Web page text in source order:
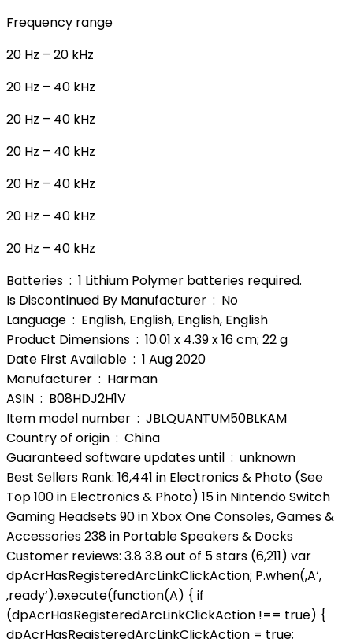
Frequency range
20 Hz – 20 kHz
20 Hz – 40 kHz
20 Hz – 40 kHz
20 Hz – 40 kHz
20 Hz – 40 kHz
20 Hz – 40 kHz
20 Hz – 40 kHz
Batteries ‏ : ‎ 1 Lithium Polymer batteries required.
Is Discontinued By Manufacturer ‏ : ‎ No
Language ‏ : ‎ English, English, English, English
Product Dimensions ‏ : ‎ 10.01 x 4.39 x 16 cm; 22 g
Date First Available ‏ : ‎ 1 Aug 2020
Manufacturer ‏ : ‎ Harman
ASIN ‏ : ‎ B08HDJ2H1V
Item model number ‏ : ‎ JBLQUANTUM50BLKAM
Country of origin ‏ : ‎ China
Guaranteed software updates until ‏ : ‎ unknown
Best Sellers Rank: 16,441 in Electronics & Photo (See
Top 100 in Electronics & Photo) 15 in Nintendo Switch
Gaming Headsets 90 in Xbox One Consoles, Games &
Accessories 238 in Portable Speakers & Docks
Customer reviews: 3.8 3.8 out of 5 stars (6,211) var
dpAcrHasRegisteredArcLinkClickAction; P.when(‚A‘,
‚ready‘).execute(function(A) { if
(dpAcrHasRegisteredArcLinkClickAction !== true) {
dpAcrHasRegisteredArcLinkClickAction = true;